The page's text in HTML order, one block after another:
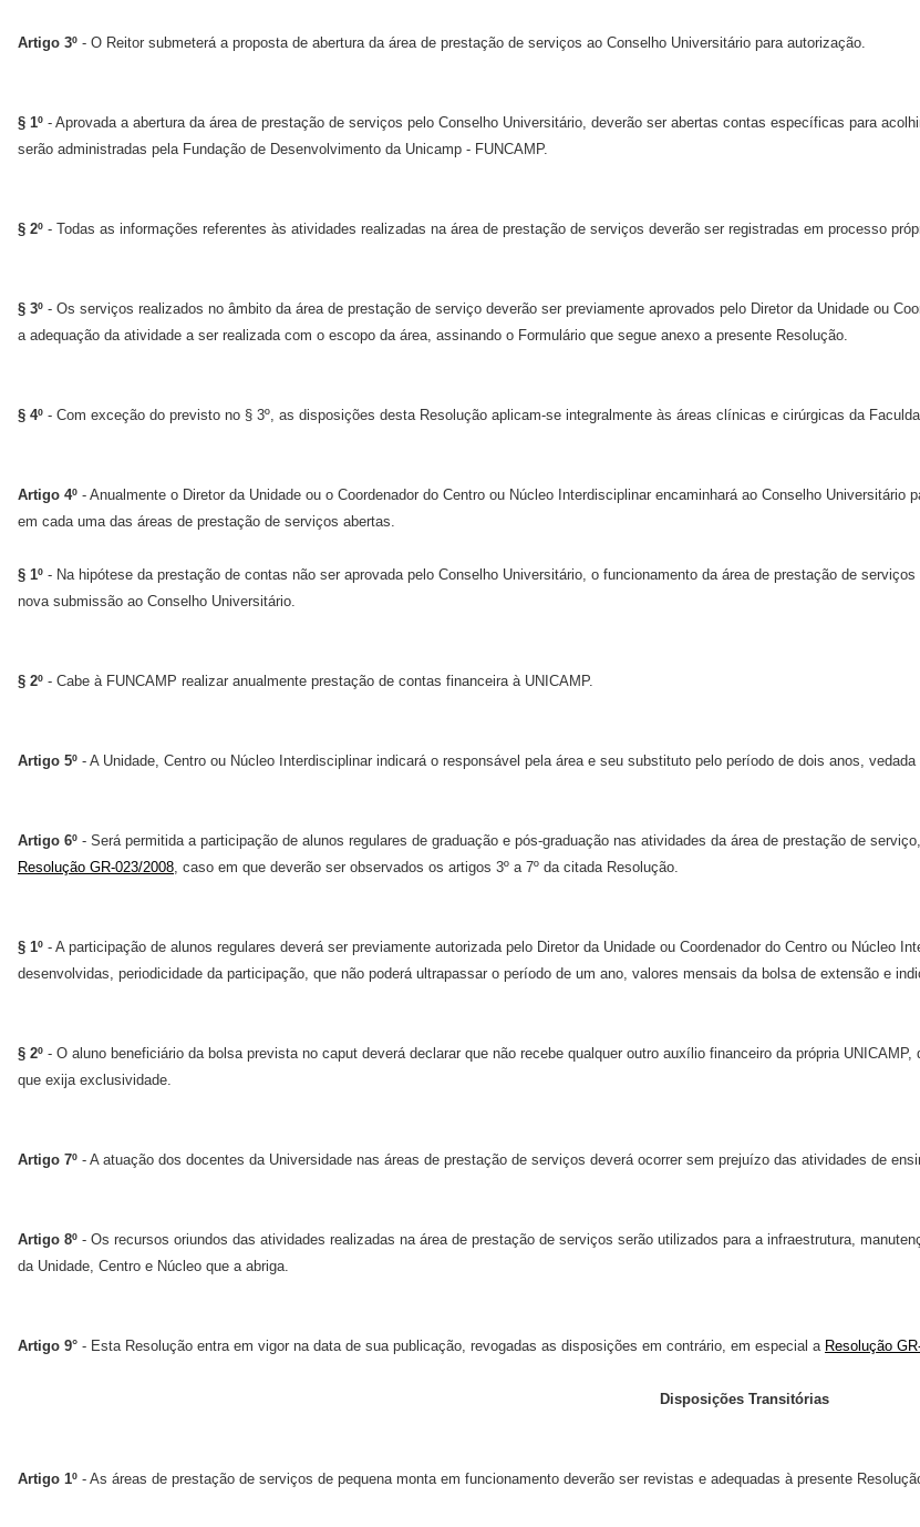
Artigo 3º - O Reitor submeterá a proposta de abertura da área de prestação de serviços ao Conselho Universitário para autorização.
§ 1º - Aprovada a abertura da área de prestação de serviços pelo Conselho Universitário, deverão ser abertas contas específicas para
serão administradas pela Fundação de Desenvolvimento da Unicamp - FUNCAMP.
§ 2º - Todas as informações referentes às atividades realizadas na área de prestação de serviços deverão ser registradas em processo
§ 3º - Os serviços realizados no âmbito da área de prestação de serviço deverão ser previamente aprovados pelo Diretor da Unidade ou
a adequação da atividade a ser realizada com o escopo da área, assinando o Formulário que segue anexo a presente Resolução.
§ 4º - Com exceção do previsto no § 3º, as disposições desta Resolução aplicam-se integralmente às áreas clínicas e cirúrgicas da
Artigo 4º - Anualmente o Diretor da Unidade ou o Coordenador do Centro ou Núcleo Interdisciplinar encaminhará ao Conselho
em cada uma das áreas de prestação de serviços abertas.
§ 1º - Na hipótese da prestação de contas não ser aprovada pelo Conselho Universitário, o funcionamento da área de prestação de
nova submissão ao Conselho Universitário.
§ 2º - Cabe à FUNCAMP realizar anualmente prestação de contas financeira à UNICAMP.
Artigo 5º - A Unidade, Centro ou Núcleo Interdisciplinar indicará o responsável pela área e seu substituto pelo período de dois anos,
Artigo 6º - Será permitida a participação de alunos regulares de graduação e pós-graduação nas atividades da área de prestação de
Resolução GR-023/2008, caso em que deverão ser observados os artigos 3º a 7º da citada Resolução.
§ 1º - A participação de alunos regulares deverá ser previamente autorizada pelo Diretor da Unidade ou Coordenador do Centro ou Núcleo
desenvolvidas, periodicidade da participação, que não poderá ultrapassar o período de um ano, valores mensais da bolsa de extensão e
§ 2º - O aluno beneficiário da bolsa prevista no caput deverá declarar que não recebe qualquer outro auxílio financeiro da própria
que exija exclusividade.
Artigo 7º - A atuação dos docentes da Universidade nas áreas de prestação de serviços deverá ocorrer sem prejuízo das atividades de
Artigo 8º - Os recursos oriundos das atividades realizadas na área de prestação de serviços serão utilizados para a infraestrutura,
da Unidade, Centro e Núcleo que a abriga.
Artigo 9° - Esta Resolução entra em vigor na data de sua publicação, revogadas as disposições em contrário, em especial a Resolução
Disposições Transitórias
Artigo 1º - As áreas de prestação de serviços de pequena monta em funcionamento deverão ser revistas e adequadas à presente